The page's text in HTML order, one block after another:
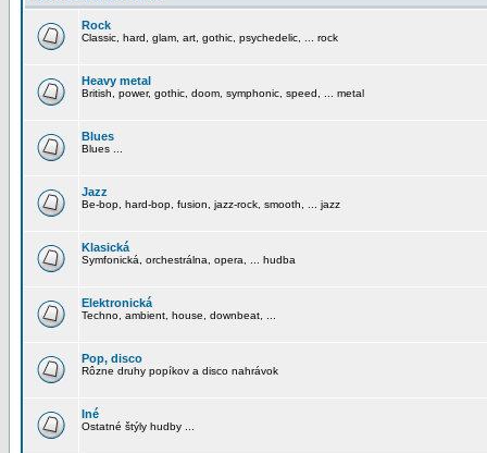
Rock
Classic, hard, glam, art, gothic, psychedelic, ... rock
Heavy metal
British, power, gothic, doom, symphonic, speed, ... metal
Blues
Blues ...
Jazz
Be-bop, hard-bop, fusion, jazz-rock, smooth, ... jazz
Klasická
Symfonická, orchestrálna, opera, ... hudba
Elektronická
Techno, ambient, house, downbeat, ...
Pop, disco
Rôzne druhy popíkov a disco nahrávok
Iné
Ostatné štýly hudby ...